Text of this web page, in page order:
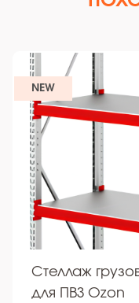
NEW
Стеллаж
для ПВЗ Ozon